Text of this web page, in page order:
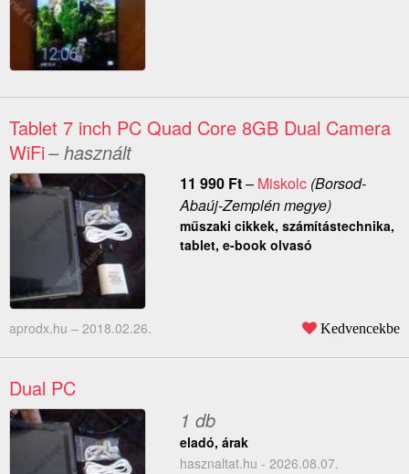
Tablet 7 inch PC Quad Core 8GB Dual Camera
WiFi– használt
11 990 Ft– Miskolc(Borsod-
Abaúj-Zemplén megye)
műszaki cikkek, számítástechnika,
tablet, e-book olvasó
aprodx.hu – 2018.02.26. Kedvencekbe
Dual PC
1 db
eladó, árak
hasznaltat.hu - 2026.08.07.